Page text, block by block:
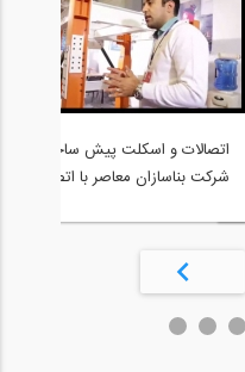
اتصالات و اسکلت پیش ساخته
شرکت بناسازان معاصر با اتصالات
1